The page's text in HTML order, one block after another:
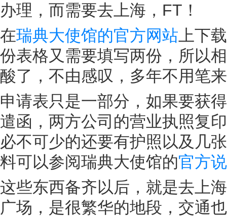
办理，而需要去上海，FT！
在瑞典大使馆的官方网站 上下
份表格又需要填写两份，所以
酸了，不由感叹，多年不用笔
申请表只是一部分，如果要获
遣函，两方公司的营业执照复
必不可少的还要有护照以及几
料可以参阅瑞典大使馆的官方
这些东西备齐以后，就是去上
广场，是很繁华的地段，交通